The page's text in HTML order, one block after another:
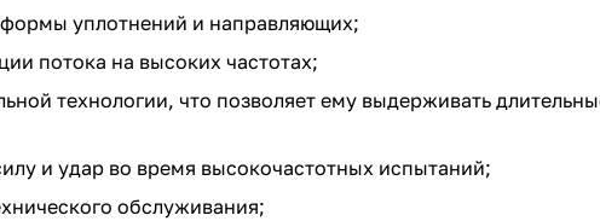
уплотнений и направляющих;
потока на высоких частотах;
технологии, что позволяет ему выдерживать
и удар во время высокочастотных испытаний;
обслуживания;